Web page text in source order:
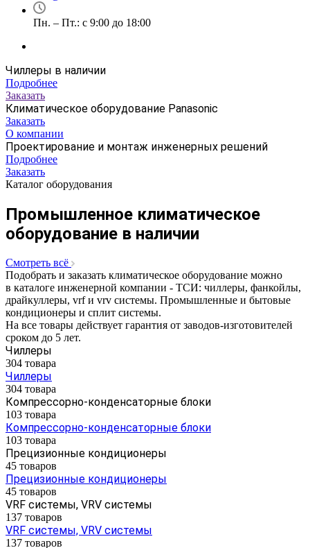
Пн. – Пт.: с 9:00 до 18:00
Чиллеры в наличии
Подробнее
Заказать
Климатическое оборудование Panasonic
Заказать
О компании
Проектирование и монтаж инженерных решений
Подробнее
Заказать
Каталог оборудования
Промышленное климатическое
оборудование в наличии
Смотреть всё
Подобрать и заказать климатическое оборудование можно
в каталоге инженерной компании - ТСИ: чиллеры, фанкойлы,
драйкуллеры, vrf и vrv системы. Промышленные и бытовые
кондиционеры и сплит системы.
На все товары действует гарантия от заводов-изготовителей
сроком до 5 лет.
Чиллеры
304 товара
Чиллеры
304 товара
Компрессорно-конденсаторные блоки
103 товара
Компрессорно-конденсаторные блоки
103 товара
Прецизионные кондиционеры
45 товаров
Прецизионные кондиционеры
45 товаров
VRF системы, VRV системы
137 товаров
VRF системы, VRV системы
137 товаров